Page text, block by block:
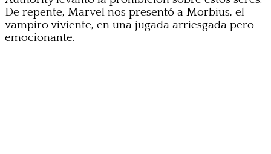
De repente, Marvel nos presentó a Morbius, el
vampiro viviente, en una jugada arriesgada pero
emocionante.